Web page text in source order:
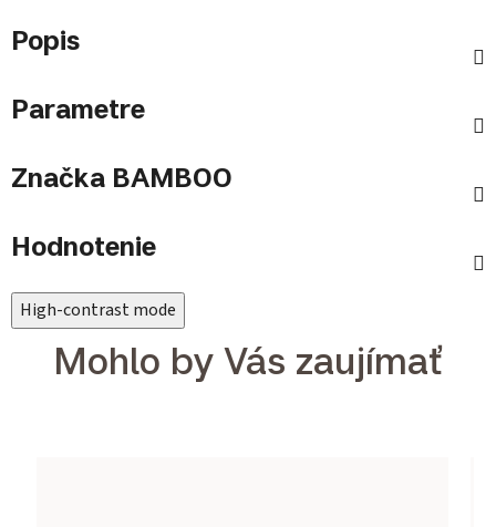
Popis
Parametre
Značka BAMBOO
Hodnotenie
High-contrast mode
Mohlo by Vás zaujímať